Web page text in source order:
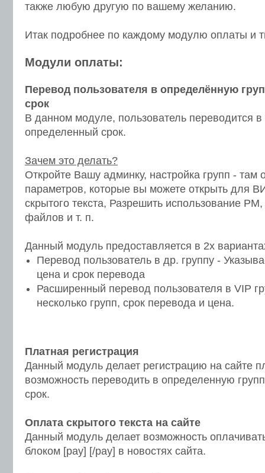
также любую другую по вашему желанию.
Итак подробнее по каждому модулю оплаты и
Модули оплаты:
Перевод пользователя в определённую
срок
В данном модуле, пользователь переводится в
определенный срок.
Зачем это делать?
Откройте Вашу админку, настройка групп - там
параметров, которые вы можете открыть для
скрытого текста, Разрешить использование
файлов и т. п.
Данный модуль предоставляется в 2х
Перевод пользователь в др. группу -
цена и срок перевода
Расширенный перевод пользователя в VIP
несколько групп, срок перевода и цена.
Платная регистрация
Данный модуль делает регистрацию на сайте
возможность переводить в определенную
срок.
Оплата скрытого текста на сайте
Данный модуль делает возможность
блоком [pay] [/pay] в новостях сайта.